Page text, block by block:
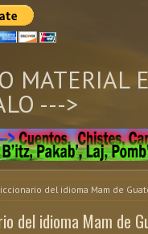
MATERIAL
--->
del idioma Mam de
del idioma Mam de